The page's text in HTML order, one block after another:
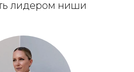
лидером ниши